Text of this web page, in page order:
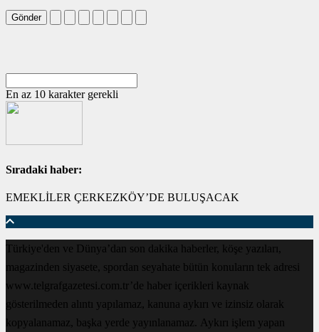
Gönder
En az 10 karakter gerekli
Sıradaki haber:
EMEKLİLER ÇERKEZKÖY’DE BULUŞACAK
Türkiye'den ve Dünya’dan son dakika haberler, köşe yazıları,
magazinden siyasete, spordan seyahate bütün konuların tek adresi
www.telgrafgazetesi.com.tr’de haber içerikleri kaynak
gösterilmeden alıntı yapılamaz, kanuna aykırı ve izinsiz olarak
kopyalanamaz, başka yerde yayınlanamaz. Aykırı işlem yapan